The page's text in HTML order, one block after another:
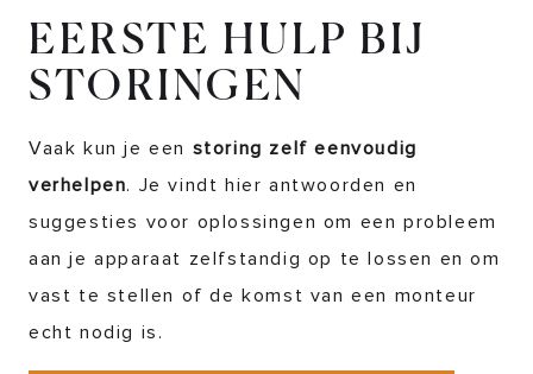
EERSTE HULP BIJ
STORINGEN
Vaak kun je een storing zelf eenvoudig
verhelpen. Je vindt hier antwoorden en
suggesties voor oplossingen om een probleem
aan je apparaat zelfstandig op te lossen en om
vast te stellen of de komst van een monteur
echt nodig is.